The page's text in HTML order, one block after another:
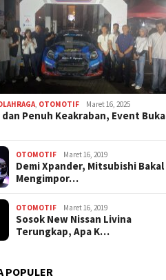
, OTOMOTIF Maret 16, 2025
Penuh Keakraban, Event Buka
OTOMOTIF Maret 16, 2019
Demi Xpander, Mitsubishi Bakal
Mengimpor…
OTOMOTIF Maret 16, 2019
Sosok New Nissan Livina
Terungkap, Apa K…
POPULER